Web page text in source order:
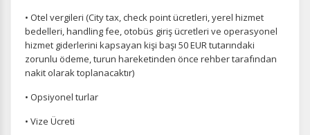
• Otel vergileri (City tax, check point ücretleri, yerel hizmet
bedelleri, handling fee, otobüs giriş ücretleri ve operasyonel
hizmet giderlerini kapsayan kişi başı 50 EUR tutarındaki
zorunlu ödeme, turun hareketinden önce rehber tarafından
nakit olarak toplanacaktır)
• Opsiyonel turlar
• Vize Ücreti